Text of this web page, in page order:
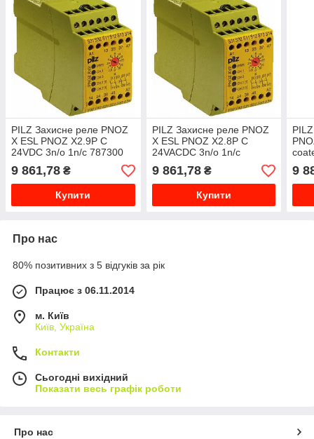
PILZ Захисне реле PNOZ
X ESL PNOZ X2.9P C
24VDC 3n/o 1n/c 787300
9 861,78 ₴
Купити
PILZ Захисне реле PNOZ
X ESL PNOZ X2.8P C
24VACDC 3n/o 1n/c
787301
9 861,78₴
Купити
9
Про нас
80% позитивних з 5 відгуків за рік
Працює з 06.11.2014
м. Київ
Київ, Україна
Контакти
Сьогодні вихідний
Показати весь графік роботи
Про нас